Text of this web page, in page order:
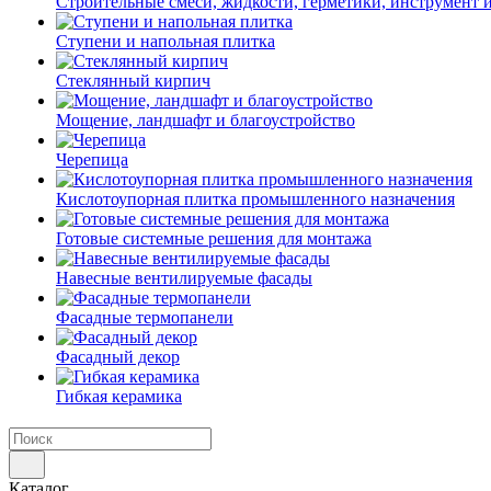
Ступени и напольная плитка
Cтеклянный кирпич
Мощение, ландшафт и благоустройство
Черепица
Кислотоупорная плитка промышленного назначения
Готовые системные решения для монтажа
Навесные вентилируемые фасады
Фасадные термопанели
Фасадный декор
Гибкая керамика